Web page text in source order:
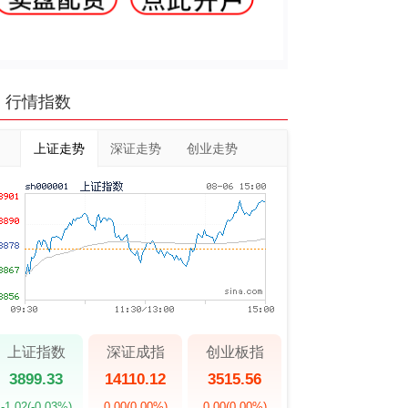
行情指数
上证走势 深证走势 创业走势
上证指数
3899.33
深证成指
14110.12
创业板指
3515.56